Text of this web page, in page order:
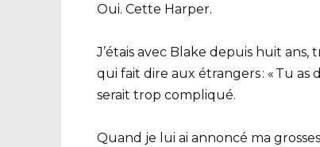
Oui. Cette Harper.
J’étais avec Blake depuis huit ans,
qui fait dire aux étrangers : « Tu
serait trop compliqué.
Quand je lui ai annoncé ma